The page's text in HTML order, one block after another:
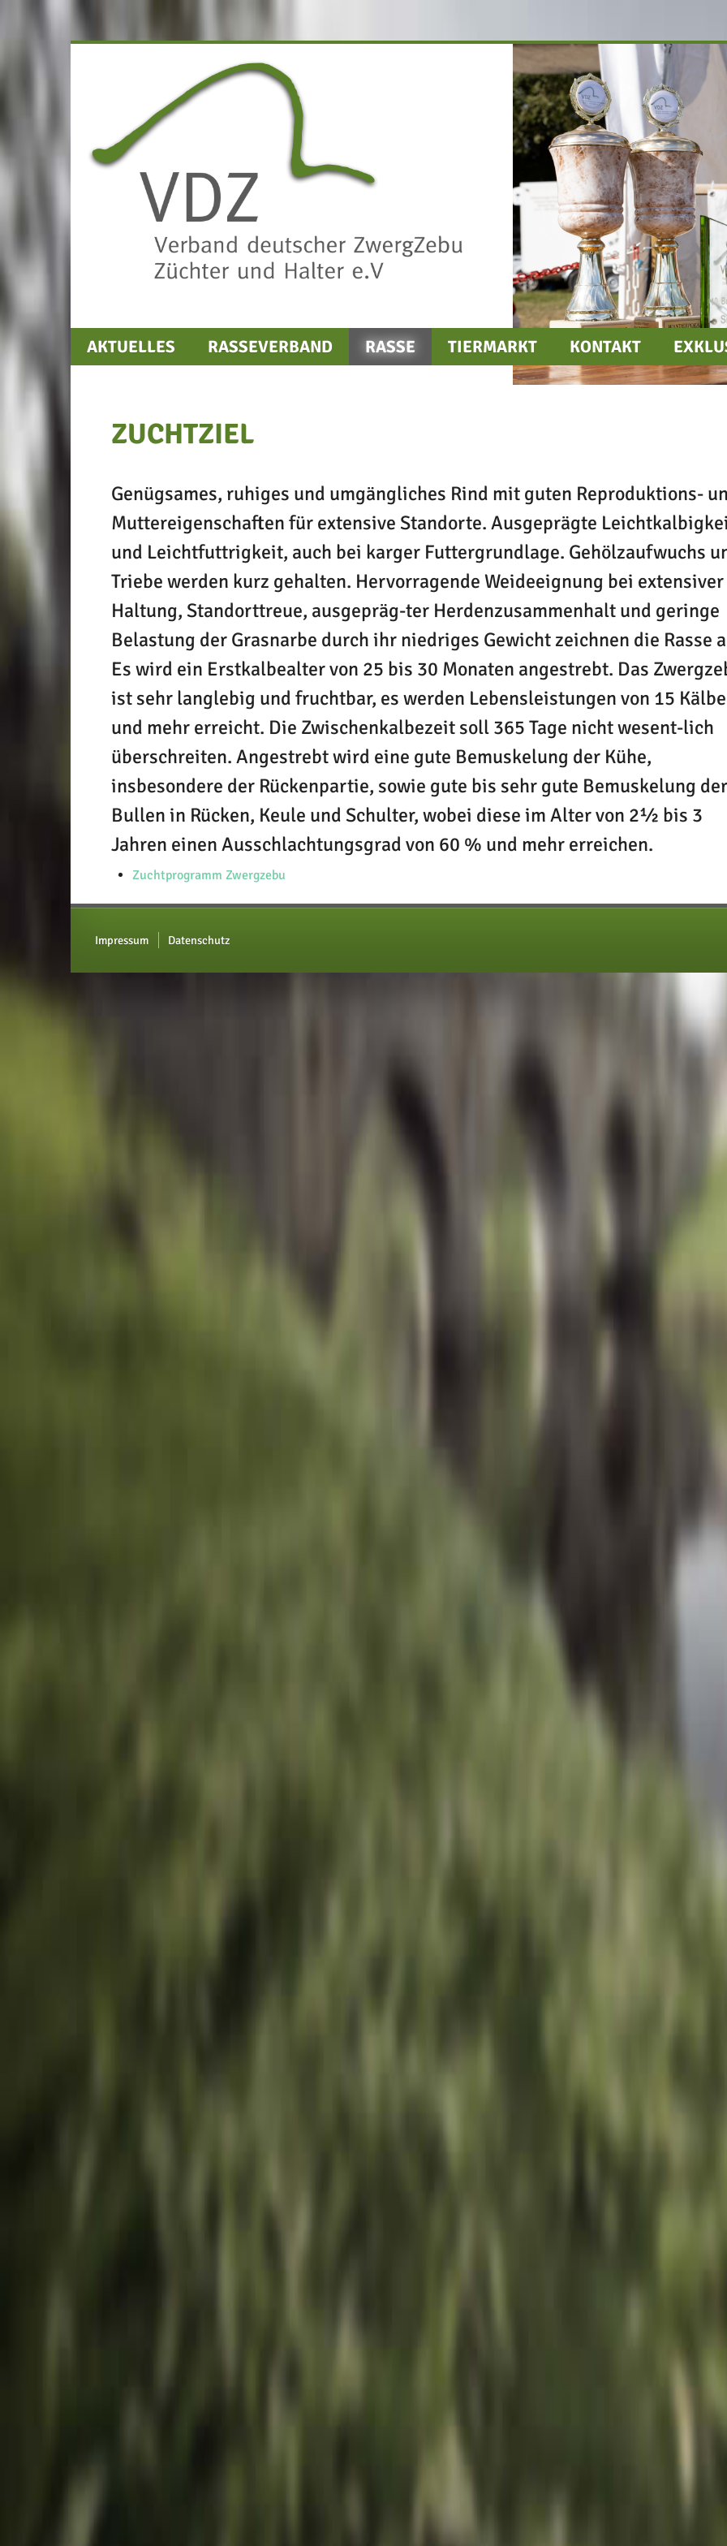
AKTUELLES RASSEVERBAND RASSE TIERMARKT KONTAKT
ZUCHTZIEL
Genügsames, ruhiges und umgängliches Rind mit guten Reproduktions-
Muttereigenschaften für extensive Standorte. Ausgeprägte
und Leichtfuttrigkeit, auch bei karger Futtergrundlage. Gehölzaufwuchs
Triebe werden kurz gehalten. Hervorragende Weideeignung bei extensiver
Haltung, Standorttreue, ausgepräg-ter Herdenzusammenhalt und geringe
Belastung der Grasnarbe durch ihr niedriges Gewicht zeichnen die Rasse
Es wird ein Erstkalbealter von 25 bis 30 Monaten angestrebt. Das
ist sehr langlebig und fruchtbar, es werden Lebensleistungen von 15
und mehr erreicht. Die Zwischenkalbezeit soll 365 Tage nicht wesent-lich
überschreiten. Angestrebt wird eine gute Bemuskelung der Kühe,
insbesondere der Rückenpartie, sowie gute bis sehr gute Bemuskelung der
Bullen in Rücken, Keule und Schulter, wobei diese im Alter von 2½ bis 3
Jahren einen Ausschlachtungsgrad von 60 % und mehr erreichen.
Zuchtprogramm Zwergzebu
Impressum Datenschutz